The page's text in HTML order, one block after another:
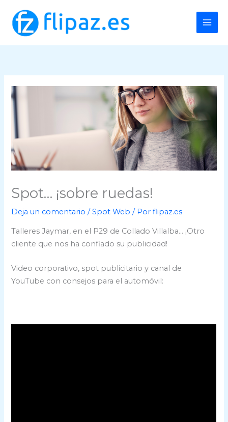
contenido
Spot… ¡sobre ruedas!
Deja un comentario /Spot Web / Porflipaz.es
Talleres Jaymar, en el P29 de Collado Villalba… ¡Otro
cliente que nos ha confiado su publicidad!
Video corporativo, spot publicitario y canal de
YouTube con consejos para el automóvil: